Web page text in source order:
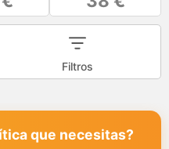
Filtros
que necesitas?